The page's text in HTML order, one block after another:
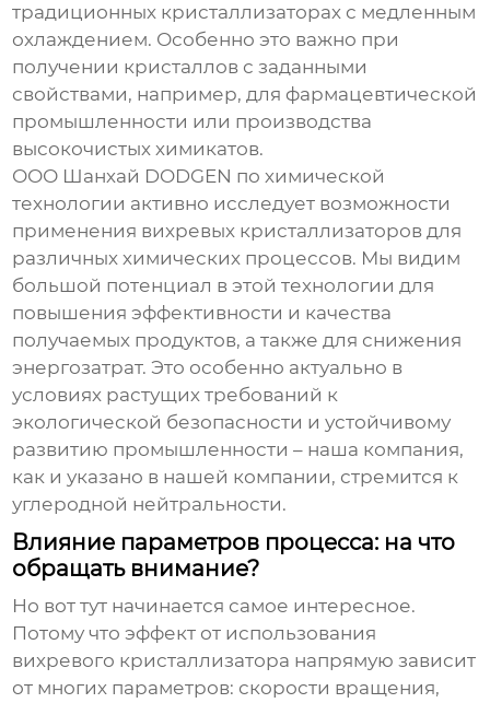
традиционных кристаллизаторах с медленным
охлаждением. Особенно это важно при
получении кристаллов с заданными
свойствами, например, для фармацевтической
промышленности или производства
высокочистых химикатов.
ООО Шанхай DODGEN по химической
технологии активно исследует возможности
применения вихревых кристаллизаторов для
различных химических процессов. Мы видим
большой потенциал в этой технологии для
повышения эффективности и качества
получаемых продуктов, а также для снижения
энергозатрат. Это особенно актуально в
условиях растущих требований к
экологической безопасности и устойчивому
развитию промышленности – наша компания,
как и указано в нашей компании, стремится к
углеродной нейтральности.
Влияние параметров процесса: на что
обращать внимание?
Но вот тут начинается самое интересное.
Потому что эффект от использования
вихревого кристаллизатора напрямую зависит
от многих параметров: скорости вращения,